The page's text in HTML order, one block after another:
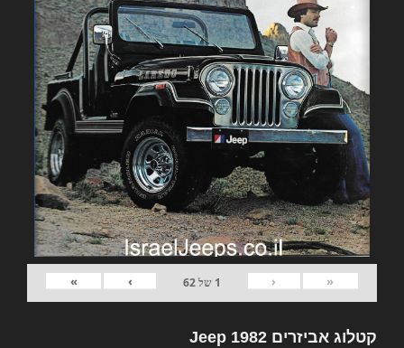
«
‹
1 של62
›
»
קטלוג אביזרים 1982 Jeep